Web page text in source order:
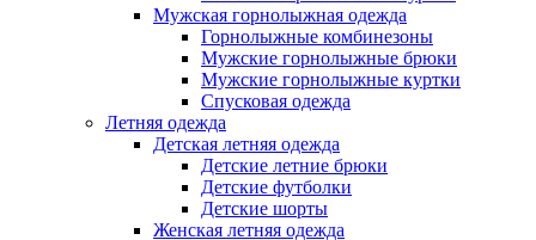
Мужская горнолыжная одежда
Горнолыжные комбинезоны
Мужские горнолыжные брюки
Мужские горнолыжные куртки
Спусковая одежда
Летняя одежда
Детская летняя одежда
Детские летние брюки
Детские футболки
Детские шорты
Женская летняя одежда